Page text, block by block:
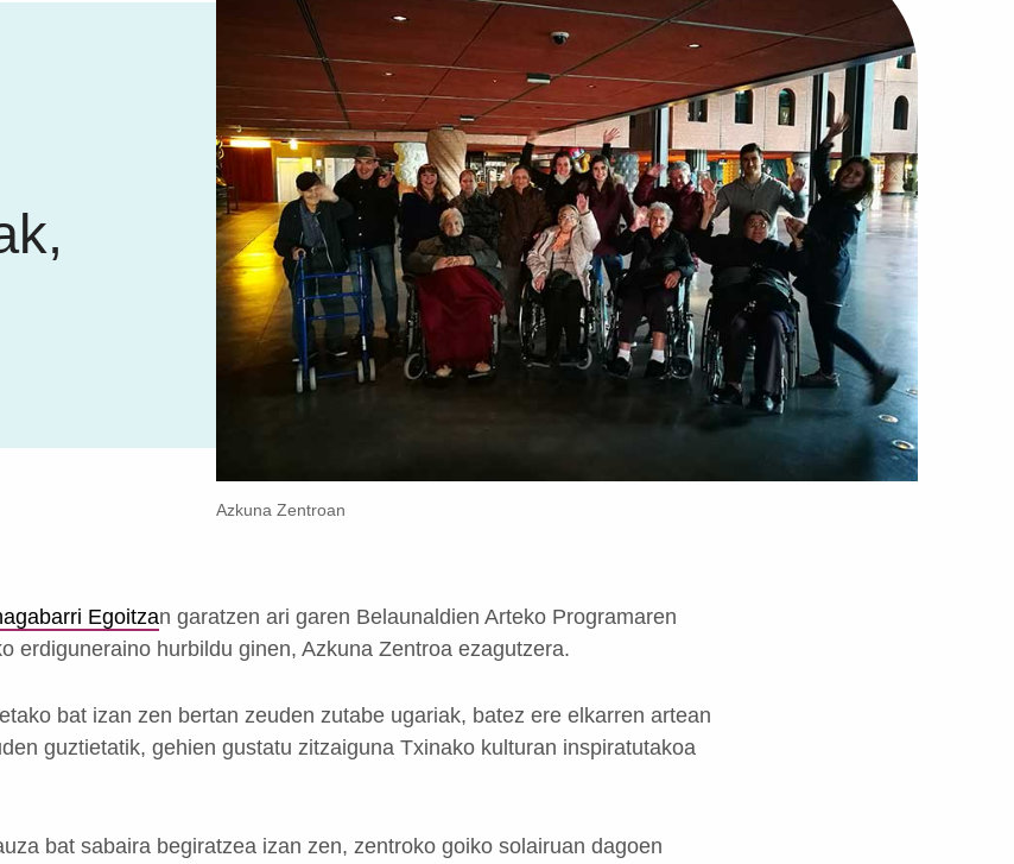
Azkuna Zentroan
Egoitzan garatzen ari garen Belaunaldien Arteko Programaren
erdiguneraino hurbildu ginen, Azkuna Zentroa ezagutzera.
bat izan zen bertan zeuden zutabe ugariak, batez ere elkarren artean
guztietatik, gehien gustatu zitzaiguna Txinako kulturan inspiratutakoa
bat sabaira begiratzea izan zen, zentroko goiko solairuan dagoen